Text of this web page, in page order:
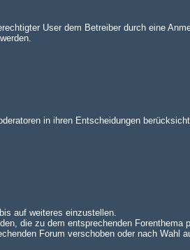
User dem Betreiber durch eine
in ihren Entscheidungen
auf weiteres einzustellen.
die zu dem entsprechenden Forenthema
Forum verschoben oder nach Wahl